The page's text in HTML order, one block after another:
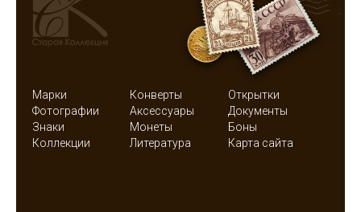
Марки Конверты
Открытки
Фотографии
Аксессуары
Документы
Знаки
Монеты
Боны
Коллекции
Литература Карта сайта